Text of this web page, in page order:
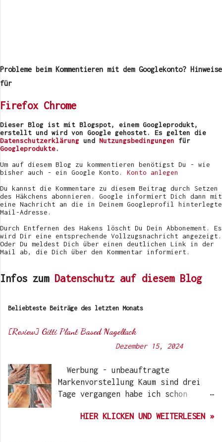
m
m
a
v
e
r
ö
f
e
t
l
i
c
e
n
Probleme beim Kommentieren mit dem Googlekonto? Hinweise
für
Firefox Chrome
Dieser Blog ist mit Blogspot, einem Googleprodukt,
erstellt und wird von Google gehostet. Es gelten die
Datenschutzerklärung und Nutzungsbedingungen für
Googleprodukte.
Um auf diesem Blog zu kommentieren benötigst Du - wie
bisher auch - ein Google Konto. Konto anlegen
Du kannst die Kommentare zu diesem Beitrag durch Setzen
des Häkchens abonnieren. Google informiert Dich dann mit
eine Nachricht an die in Deinem Googleprofil hinterlegte
Mail-Adresse.
Durch Entfernen des Hakens löscht Du Dein Abbonement. Es
wird Dir eine entsprechende Vollzugsnachricht angezeigt.
Oder Du meldest Dich über einen deutlichen Link in der
Mail ab, die Dich über den Kommentar informiert.
Infos zum Datenschutz auf diesem Blog
Beliebteste Beiträge des letzten Monats
[Review] Gitti Plant Based Nagellack
Dezember 15, 2024
Werbung - unbeauftragte
Markenvorstellung Kaum sind drei
Tage vergangen habe ich schon
Euch. Aber nach 6 Monate, wo ich
HIER KLICKEN UND WEITERLESEN »